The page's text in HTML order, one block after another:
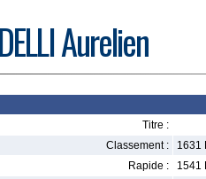
Aurelien
Titre :
Classement :
1631
Rapide :
1541